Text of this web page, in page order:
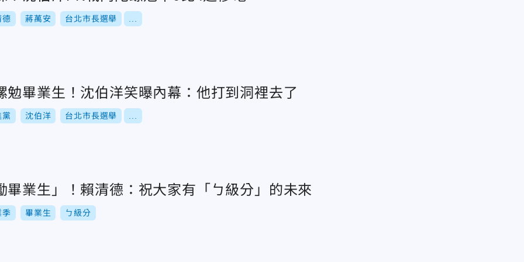
德 蔣萬安 台北市長選舉
勉畢業生！沈伯洋笑曝內幕：他打到洞裡去了
黨 沈伯洋 台北市長選舉
畢業生」！賴清德：祝大家有「ㄅ級分」的未來
季 畢業生 ㄅ級分